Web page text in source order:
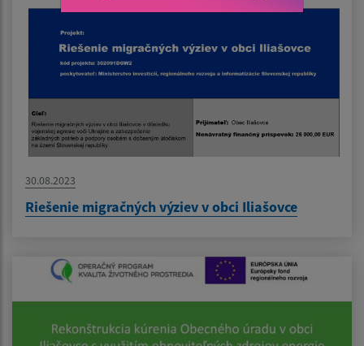
30.08.2023
Riešenie migračných výziev v obci Iliašovce